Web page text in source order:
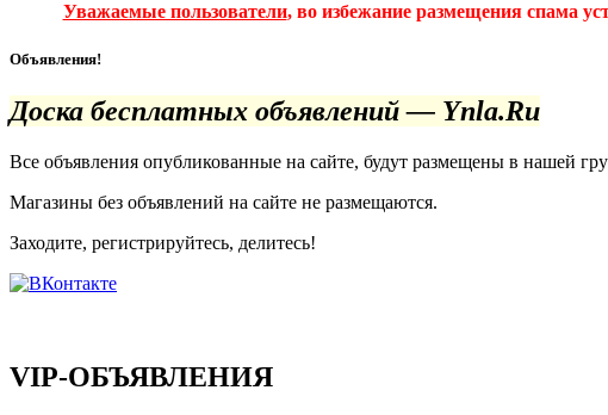
Уважаемые пользователи, во избежание размещения спама
Объявления!
Доска бесплатных объявлений — Ynla.Ru
Все объявления опубликованные на сайте, будут размещены в нашей
Магазины без объявлений на сайте не размещаются.
Заходите, регистрируйтесь, делитесь!
VIP-ОБЪЯВЛЕНИЯ